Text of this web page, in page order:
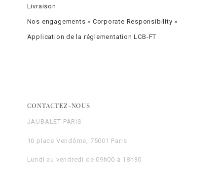
Livraison
Nos engagements « Corporate Responsibility »
Application de la réglementation LCB-FT
CONTACTEZ-NOUS
JAUBALET PARIS
10 place Vendôme, 75001 Paris
Lundi au vendredi de 09h00 à 18h30